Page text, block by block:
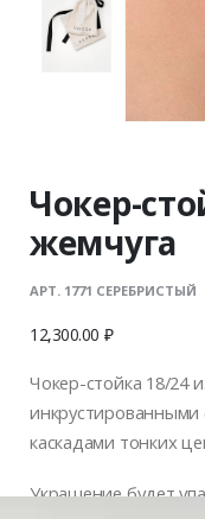
Чокер-
жемчуга
АРТ. 1771 СЕРЕБРИСТЫЙ
12,300.00 ₽
Чокер-стойка 18/24
каскадами тонких
Украшение будет